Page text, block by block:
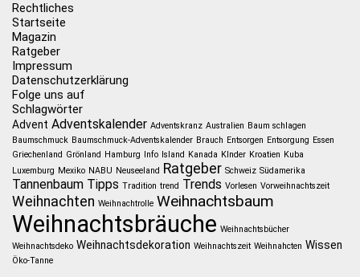
Rechtliches
Startseite
Magazin
Ratgeber
Impressum
Datenschutzerklärung
Folge uns auf
Schlagwörter
Advent Adventskalender Adventskranz Australien Baum schlagen
Baumschmuck Baumschmuck-Adventskalender Brauch Entsorgen Entsorgung Essen
Griechenland Grönland Hamburg Info Island Kanada KInder Kroatien Kuba
Luxemburg Mexiko NABU Neuseeland Ratgeber Schweiz Südamerika
Tannenbaum Tipps Tradition trend Trends Vorlesen Vorweihnachtszeit
Weihnachten Weihnachtrolle Weihnachtsbaum
Weihnachtsbräuche Weihnachtsbücher
Weihnachtsdeko Weihnachtsdekoration Weihnachtszeit Weihnahcten Wissen
Öko-Tanne